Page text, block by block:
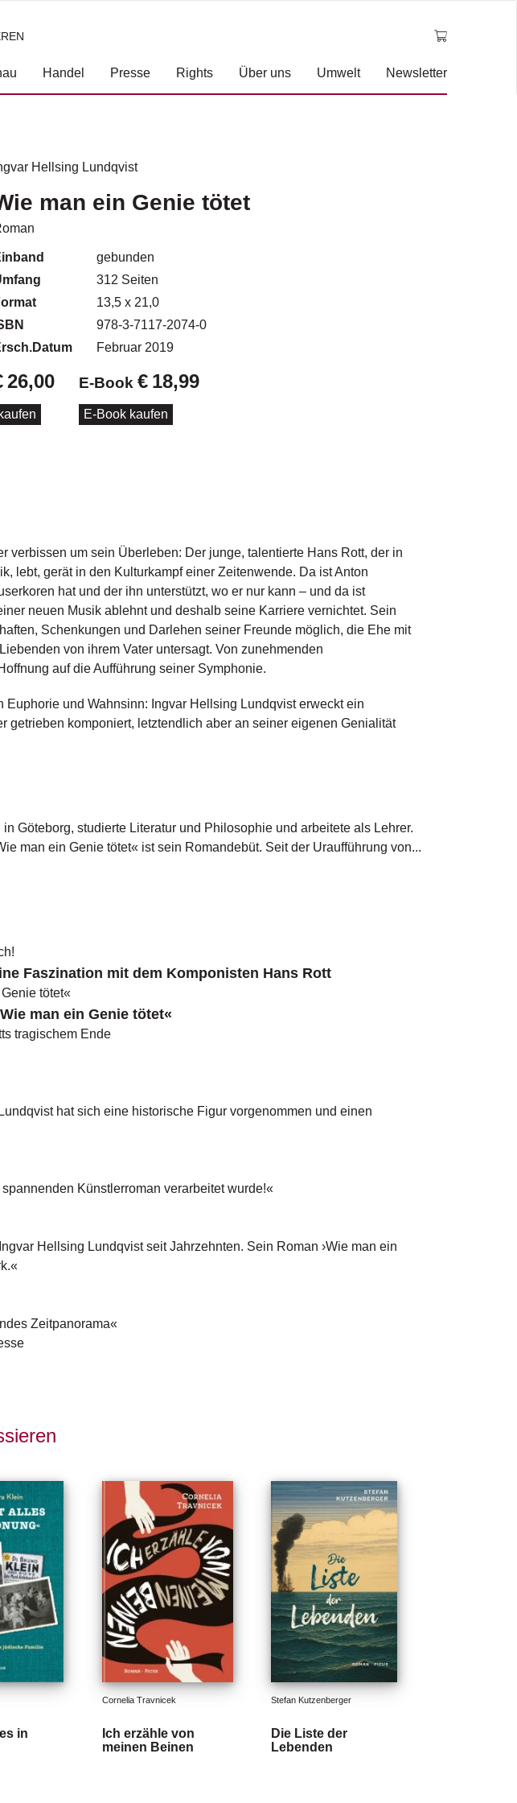
Handel Presse Rights Über uns Umwelt
Newsletter
Hellsing Lundqvist
man ein Genie tötet
gebunden
312 Seiten
13,5 x 21,0
978-3-7117-2074-0
Februar 2019
26,00
kaufen
E-Book € 18,99
E-Book kaufen
verbissen um sein Überleben: Der junge, talentierte Hans Rott, der in
lebt, gerät in den Kulturkampf einer Zeitenwende. Da ist Anton
hat und der ihn unterstützt, wo er nur kann – und da ist
neuen Musik ablehnt und deshalb seine Karriere vernichtet. Sein
Schenkungen und Darlehen seiner Freunde möglich, die Ehe mit
von ihrem Vater untersagt. Von zunehmenden
auf die Aufführung seiner Symphonie.
und Wahnsinn: Ingvar Hellsing Lundqvist erweckt ein
getrieben komponiert, letztendlich aber an seiner eigenen Genialität
Göteborg, studierte Literatur und Philosophie und arbeitete als Lehrer.
man ein Genie tötet« ist sein Romandebüt. Seit der Uraufführung von...
Faszination mit dem Komponisten Hans Rott
tötet«
man ein Genie tötet«
tragischem Ende
hat sich eine historische Figur vorgenommen und einen
Künstlerroman verarbeitet wurde!«
Hellsing Lundqvist seit Jahrzehnten. Sein Roman ›Wie man ein
Zeitpanorama«
in
Cornelia Travnicek
Ich erzähle von
meinen Beinen
Stefan Kutzenberger
Die Liste der
Lebenden